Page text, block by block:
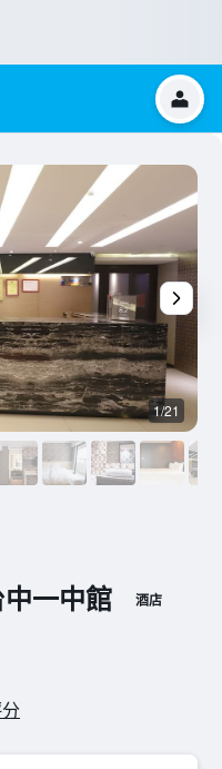
一中館 酒店
1/21